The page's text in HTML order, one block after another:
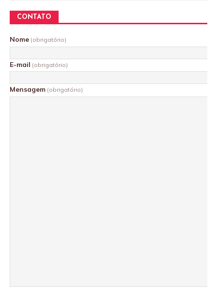
CONTATO
Nome (obrigatório)
E-mail (obrigatório)
Mensagem (obrigatório)